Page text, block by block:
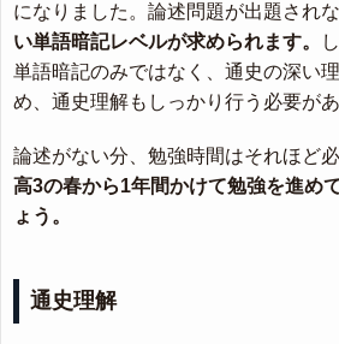
になりました。論述問題が出題されな
い単語暗記レベルが求められます。
単語暗記のみではなく、通史の深い
め、通史理解もしっかり行う必要があ
論述がない分、勉強時間はそれほど
高3の春から1年間かけて勉強を進め
ょう。
通史理解